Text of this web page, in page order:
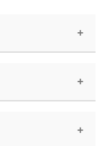
ve
karttır.
ve
ve